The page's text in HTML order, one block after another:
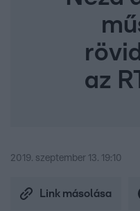
az
2019. szeptember 13. 19:10
Link másolása